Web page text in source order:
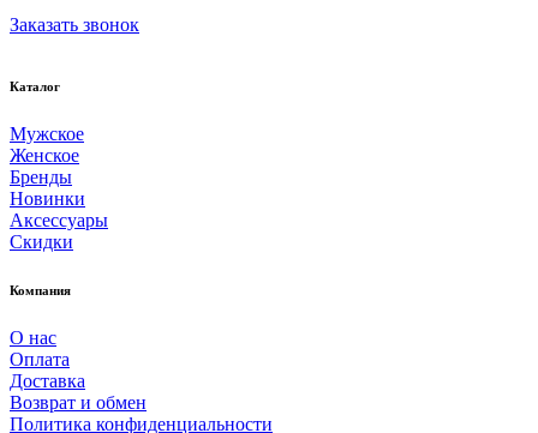
Заказать звонок
Каталог
Мужское
Женское
Бренды
Новинки
Аксессуары
Скидки
Компания
О нас
Оплата
Доставка
Возврат и обмен
Политика конфиденциальности